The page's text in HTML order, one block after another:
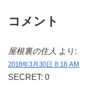
コメント
屋根裏の住人 より:
2018年3月30日 8:18 AM
SECRET: 0